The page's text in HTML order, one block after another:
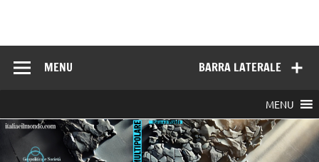
BARRA LATERALE
MENU
MENU